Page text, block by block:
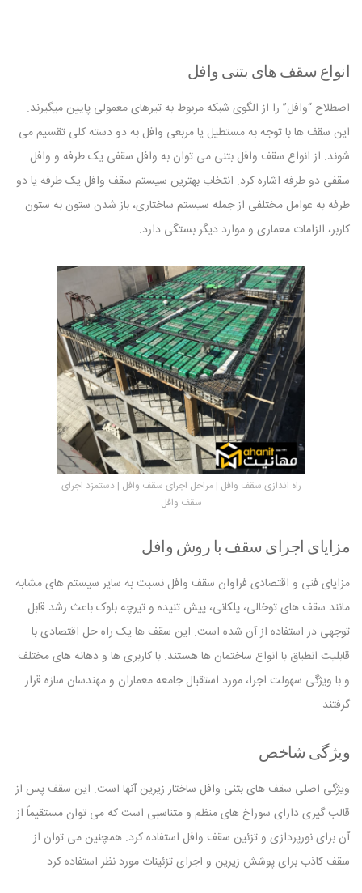
انواع سقف های بتنی وافل
اصطلاح “وافل” را از الگوی شبکه مربوط به تیرهای معمولی پایین میگیرند.
این سقف ها با توجه به مستطیل یا مربعی وافل به دو دسته کلی تقسیم می
شوند. از انواع سقف وافل بتنی می توان به وافل سقفی یک طرفه و وافل
سقفی دو طرفه اشاره کرد. انتخاب بهترین سیستم سقف وافل یک طرفه یا دو
طرفه به عوامل مختلفی از جمله سیستم ساختاری، باز شدن ستون به ستون
کاربر، الزامات معماری و موارد دیگر بستگی دارد.
راه اندازی سقف وافل | مراحل اجرای سقف وافل | دستمزد اجرای
سقف وافل
مزایای اجرای سقف با روش وافل
مزایای فنی و اقتصادی فراوان سقف وافل نسبت به سایر سیستم های مشابه
مانند سقف های توخالی، پلکانی، پیش تنیده و تیرچه بلوک باعث رشد قابل
توجهی در استفاده از آن شده است. این سقف ها یک راه حل اقتصادی با
قابلیت انطباق با انواع ساختمان ها هستند. با کاربری ها و دهانه های مختلف
و با ویژگی سهولت اجرا، مورد استقبال جامعه معماران و مهندسان سازه قرار
گرفتند.
ویژگی شاخص
ویژگی اصلی سقف های بتنی وافل ساختار زیرین آنها است. این سقف پس از
قالب گیری دارای سوراخ های منظم و متناسبی است که می توان مستقیماً از
آن برای نورپردازی و تزئین سقف وافل استفاده کرد. همچنین می توان از
سقف کاذب برای پوشش زیرین و اجرای تزئینات مورد نظر استفاده کرد.